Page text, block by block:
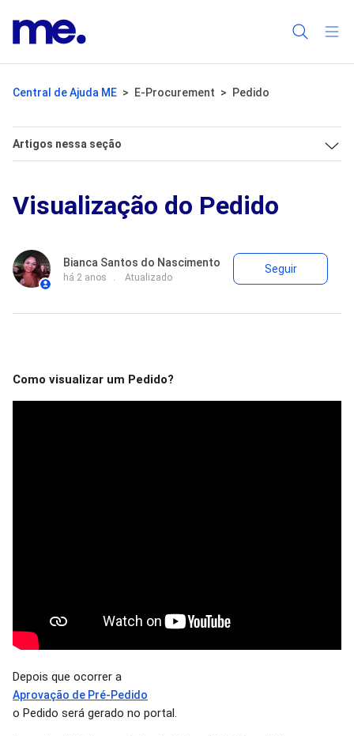
Central de Ajuda ME E-Procurement Pedido
Artigos nessa seção
Visualização do Pedido
Bianca Santos do Nascimento
há 2 anos Atualizado
Seguir
Como visualizar um Pedido?
Depois que ocorrer a
Aprovação de Pré-Pedido
o Pedido será gerado no portal.